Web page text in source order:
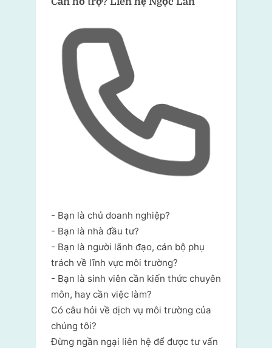
- Bạn là chủ doanh nghiệp?
- Bạn là nhà đầu tư?
- Bạn là người lãnh đạo, cán bộ phụ
trách về lĩnh vực môi trường?
- Bạn là sinh viên cần kiến thức chuyên
môn, hay cần việc làm?
Có câu hỏi về dịch vụ môi trường của
chúng tôi?
Đừng ngần ngại liên hệ để được tư vấn